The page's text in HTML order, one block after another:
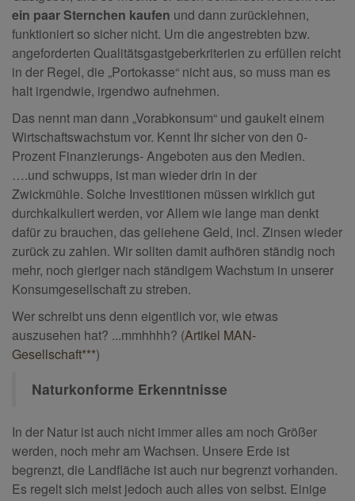
ein paar Sternchen kaufen und dann zurücklehnen,
funktioniert so sicher nicht. Um die angestrebten bzw.
angeforderten Qualitätsgastgeberkriterien zu erfüllen reicht
in der Regel, die „Portokasse“ nicht aus, so muss man es
halt irgendwie, irgendwo aufnehmen.
Das nennt man dann „Vorabkonsum“ und gaukelt einem
Wirtschaftswachstum vor. Kennt Ihr sicher von den 0-
Prozent Finanzierungs- Angeboten aus den Medien.
….und schwupps, ist man wieder drin in der
Zwickmühle. Solche Investitionen müssen wirklich gut
durchkalkuliert werden, vor Allem wie lange man denkt
dafür zu brauchen, das geliehene Geld, incl. Zinsen wieder
zurück zu zahlen. Wir sollten damit aufhören ständig noch
mehr, noch gieriger nach ständigem Wachstum in unserer
Konsumgesellschaft zu streben.
Wer schreibt uns denn eigentlich vor, wie etwas
auszusehen hat? ...mmhhhh? (Artikel MAN-
Gesellschaft***)
Naturkonforme Erkenntnisse
In der Natur ist auch nicht immer alles am noch Größer
werden, noch mehr am Wachsen. Unsere Erde ist
begrenzt, die Landfläche ist auch nur begrenzt vorhanden.
Es regelt sich meist jedoch auch alles von selbst. Einige